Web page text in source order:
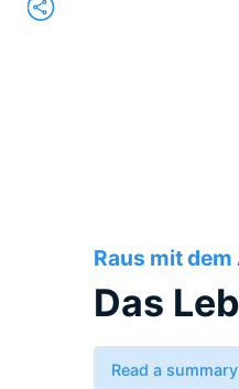
Raus mit dem
Das
Read a